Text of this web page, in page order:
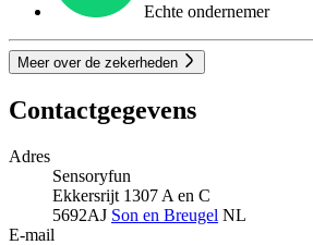
Echte ondernemer
Meer over de zekerheden
Contactgegevens
Adres
Sensoryfun
Ekkersrijt 1307 A en C
5692AJ Son en Breugel NL
E-mail